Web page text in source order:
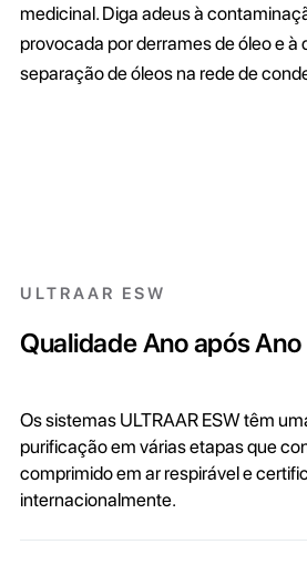
medicinal. Diga adeus à
provocada por derrames de óleo e à
separação de óleos na rede de
ULTRAAR ESW
Qualidade Ano após Ano
Os sistemas ULTRAAR ESW têm
purificação em várias etapas que
comprimido em ar respirável e
internacionalmente.